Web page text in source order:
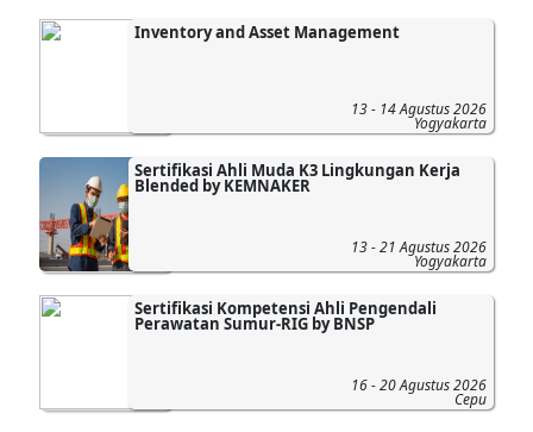
Inventory and Asset Management
13 - 14 Agustus 2026
Yogyakarta
Sertifikasi Ahli Muda K3 Lingkungan Kerja
Blended by KEMNAKER
13 - 21 Agustus 2026
Yogyakarta
Sertifikasi Kompetensi Ahli Pengendali
Perawatan Sumur-RIG by BNSP
16 - 20 Agustus 2026
Cepu